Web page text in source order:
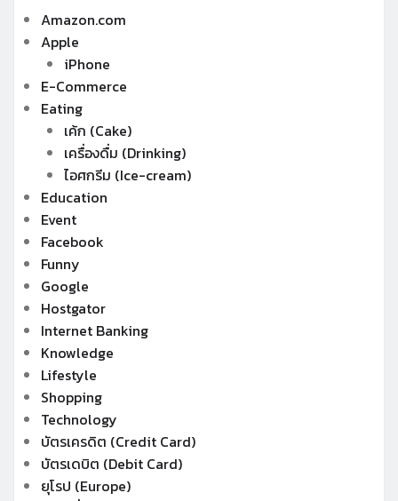
Amazon.com
Apple
iPhone
E-Commerce
Eating
เค้ก (Cake)
เครื่องดื่ม (Drinking)
ไอศกรีม (Ice-cream)
Education
Event
Facebook
Funny
Google
Hostgator
Internet Banking
Knowledge
Lifestyle
Shopping
Technology
บัตรเครดิต (Credit Card)
บัตรเดบิต (Debit Card)
ยุโรป (Europe)